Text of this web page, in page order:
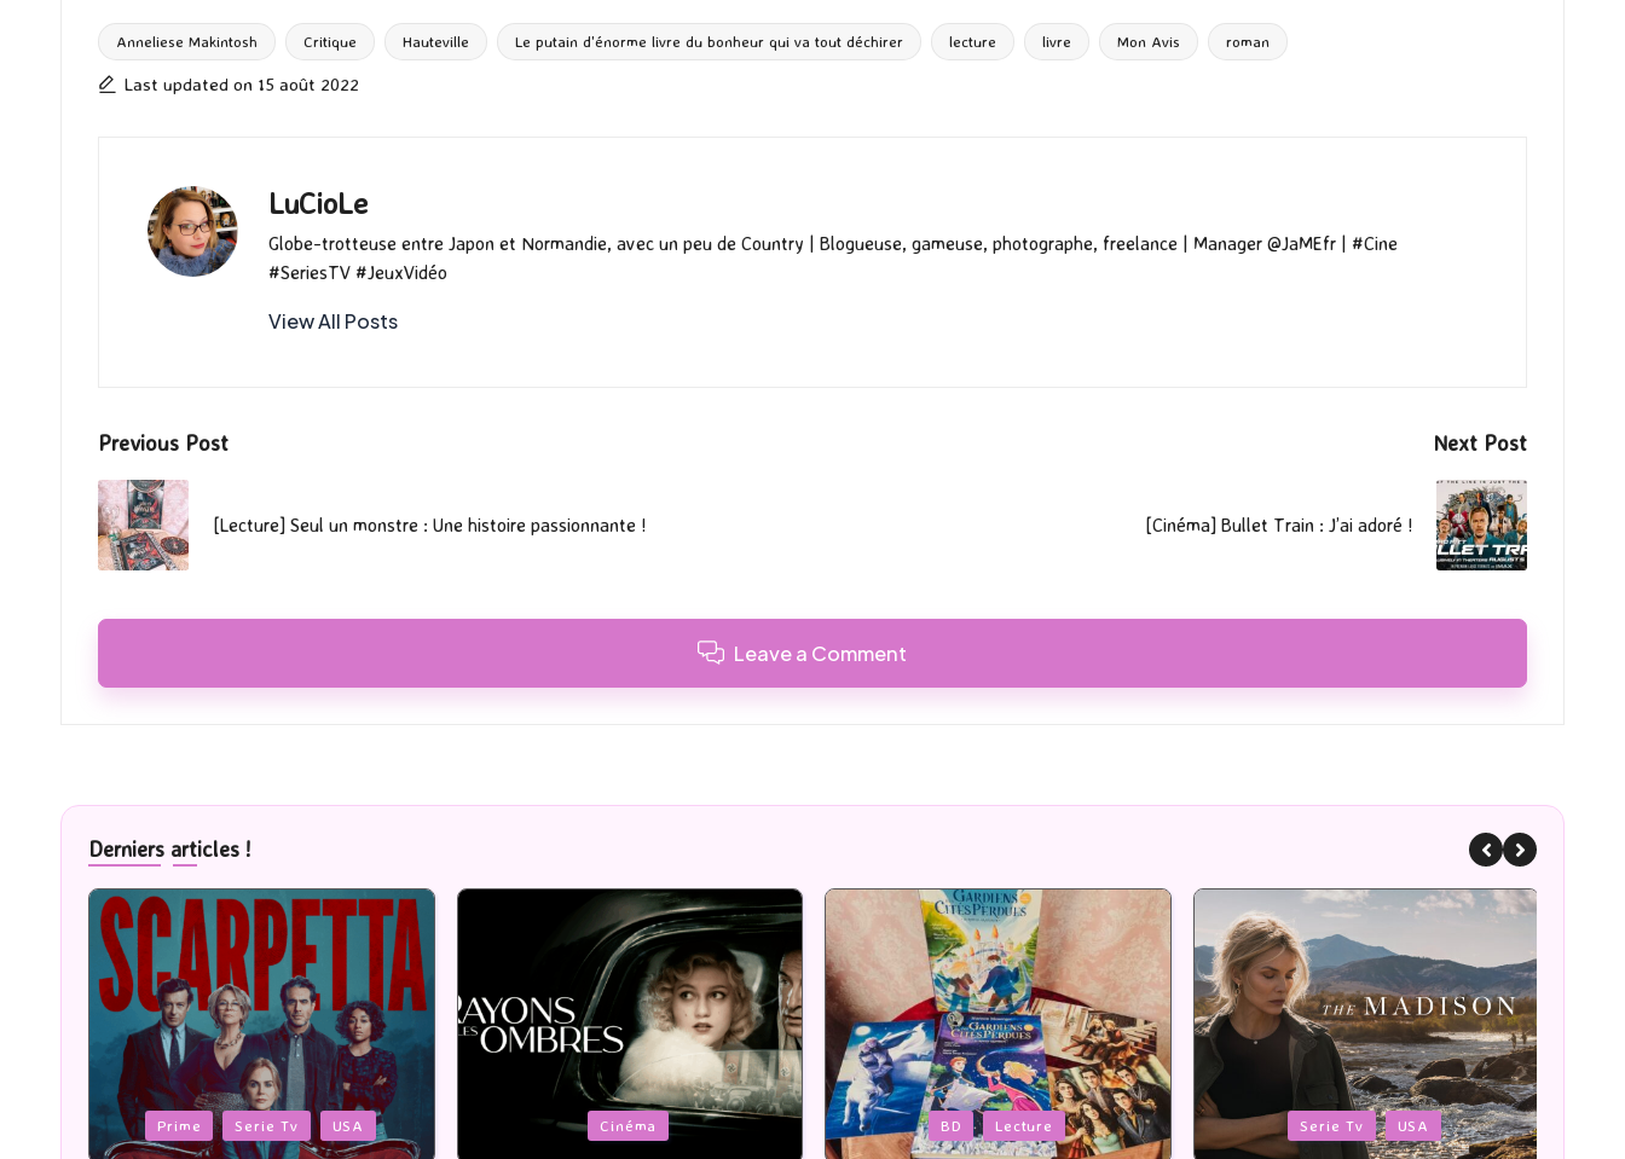
o
o
d
o
l
ky bl
r
ds g
Tags:
Anneliese Makintosh Critique Hauteville Le putain d'énorme livre du bonheur qui va tout déchirer lecture livre Mon Avis roman
Last updated on 15 août 2022
LuCioLe
Globe-trotteuse entre Japon et Normandie, avec un peu de Country | Blogueuse, gameuse, photographe, freelance | Manager @JaMEfr | #Cine
#SeriesTV #JeuxVidéo
View All Posts
Post
navigation
Previous Post
[Lecture] Seul un monstre : Une histoire passionnante !
Next Post
[Cinéma] Bullet Train : J’ai adoré !
Leave a Comment
Derniers articles !
Posted
in
Cinéma BD Lecture
Posted
in
Serie Tv USA
Posted
in
Romans